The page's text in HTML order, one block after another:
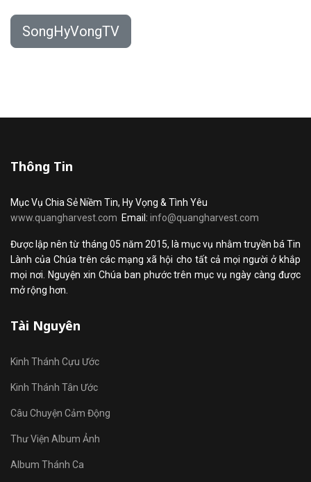
SongHyVongTV
Thông Tin
Mục Vụ Chia Sẻ Niềm Tin, Hy Vọng & Tình Yêu
www.quangharvest.com Email: info@quangharvest.com
Được lập nên từ tháng 05 năm 2015, là mục vụ nhằm truyền bá Tin
Lành của Chúa trên các mạng xã hội cho tất cả mọi người ở khắp
mọi nơi. Nguyện xin Chúa ban phước trên mục vụ ngày càng được
mở rộng hơn.
Tài Nguyên
Kinh Thánh Cựu Ước
Kinh Thánh Tân Ước
Câu Chuyện Cảm Động
Thư Viện Album Ảnh
Album Thánh Ca